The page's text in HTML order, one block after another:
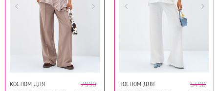
КОСТЮМ ДЛЯ
7990
КОСТЮМ ДЛЯ
5490